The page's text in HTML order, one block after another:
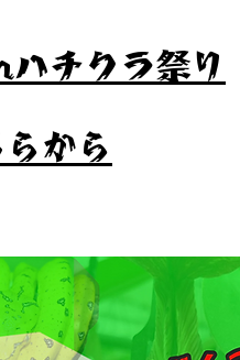
チクラ祭り
から